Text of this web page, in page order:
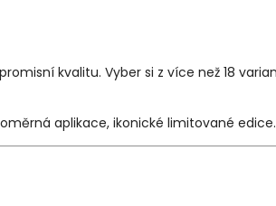
kvalitu. Vyber si z více než 18
aplikace, ikonické limitované edice.